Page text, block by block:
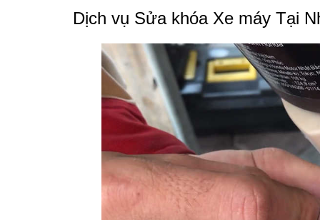
Dịch vụ Sửa khóa Xe máy Tại